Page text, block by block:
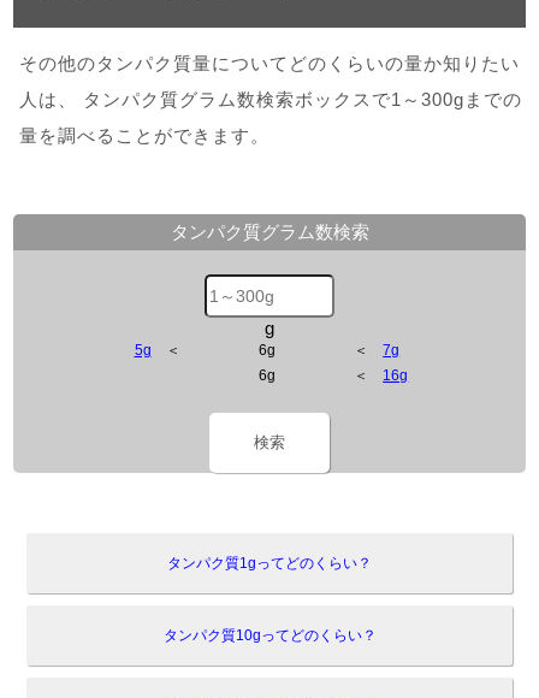
その他のタンパク質量についてどのくらいの量か知りたい
人は、 タンパク質グラム数検索ボックスで1～300gまでの
量を調べることができます。
タンパク質グラム数検索
g
5g ＜ 6g ＜7g
6g
＜ 16g
検索
タンパク質1gってどのくらい？
タンパク質10gってどのくらい？